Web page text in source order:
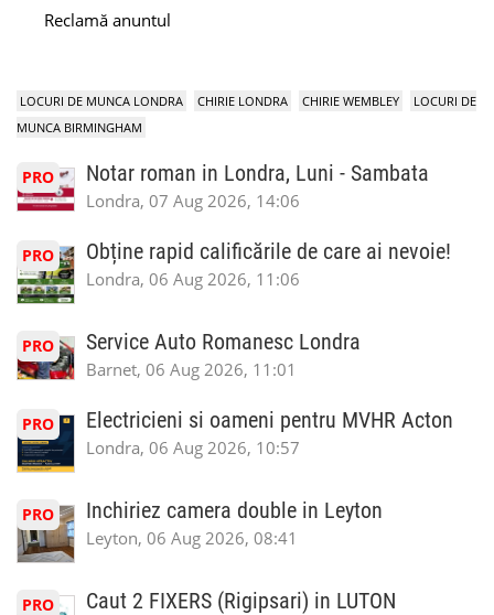
Reclamă anuntul
LOCURI DE MUNCA LONDRA CHIRIE LONDRA CHIRIE WEMBLEY
LOCURI DE
MUNCA BIRMINGHAM
PRO Notar roman in Londra, Luni - Sambata
Londra, 07 Aug 2026, 14:06
PRO Obține rapid calificările de care ai nevoie!
Londra, 06 Aug 2026, 11:06
PRO Service Auto Romanesc Londra
Barnet, 06 Aug 2026, 11:01
PRO Electricieni si oameni pentru MVHR Acton
Londra, 06 Aug 2026, 10:57
PRO Inchiriez camera double in Leyton
Leyton, 06 Aug 2026, 08:41
PRO Caut 2 FIXERS (Rigipsari) in LUTON